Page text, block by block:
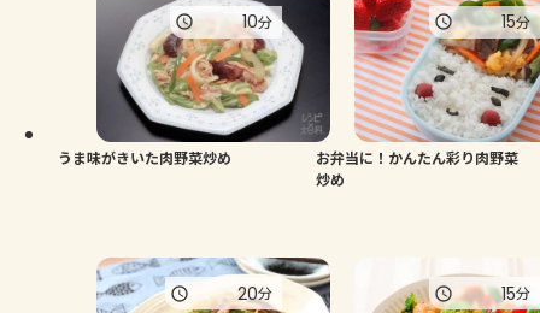
うま味がきいた肉野菜炒め
10分
お弁当に！かんたん彩り肉野菜
炒め
15分
20分 15分